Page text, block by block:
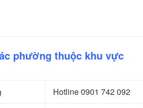
phường thuộc khu vực
Hotline 0901 742 092